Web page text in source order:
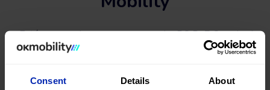
Consent Details About
¿Estás pensando en comprar un coche DS Ds7 Crossback
de segunda mano? Has llegado al sitio adecuado. Tanto en
nuestras stores de venta
marca DS Ds7 Crossback al mejor precio.